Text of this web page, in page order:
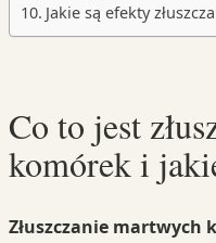
Jakie są efekty
Co to jest
komórek i
Złuszczanie martwych